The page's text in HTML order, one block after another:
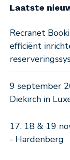
Laatste
Recranet
efficiënt
9 september
Diekirch in
17, 18 & 19
- Hardenberg